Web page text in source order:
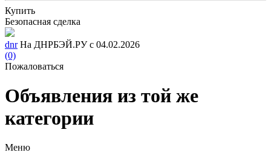
Купить
Безопасная сделка
dnr На ДНРБЭЙ.РУ с 04.02.2026
(0)
Пожаловаться
Объявления из той же
категории
Меню